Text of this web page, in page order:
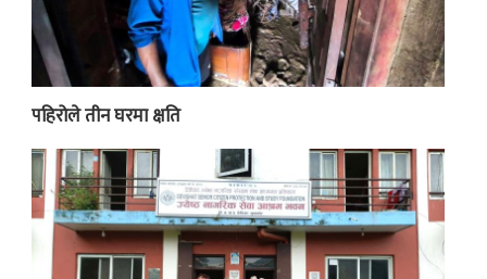
पहिरोले तीन घरमा क्षति